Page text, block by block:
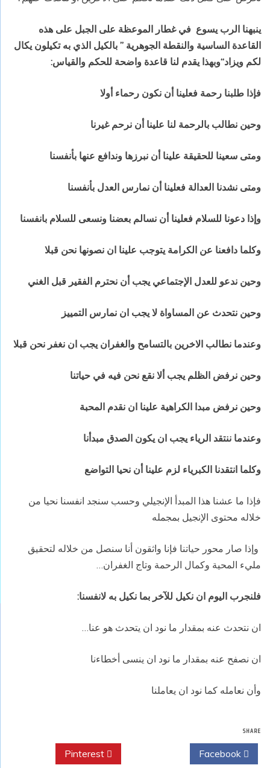
ينبهنا الرب يسوع في غطار الموعظة على الجبل على هذه
القاعدة الساسية والنقطة الجوهرية ” بالكيل الذي به تكيلون يكال
لكم ويزاد“وبهذا يقدم لنا قاعدة واضحة للحكم والقياس:
فإذا طلبنا رحمة فعلينا أن نكون رحماء أولا
وحين نطالب بالرحمة لنا علينا أن نرحم غيرنا
ومتى سعينا للحقيقة علينا أن نبرزها وندافع عنها بأنفسنا
ومتى نشدنا العدالة فعلينا أن نمارس العدل بأنفسنا
وإذا دعونا للسلام فعلينا أن نسالم بعضنا ونسعى للسلام بانفسنا
وكلما دافعنا عن الكرامة يتوجب علينا ان نصونها نحن قبلا
وحين ندعو للعدل الإجتماعي يجب أن نحترم الفقير قبل الغني
وحين نتحدث عن المساواة لا يجب ان نمارس التمييز
وعندما نطالب الاخرين بالتسامح والغفران يجب ان نغفر نحن قبلا
وحين نرفض الظلم يجب ألا نقع نحن فيه في حياتنا
وحين نرفض مبدا الكراهية علينا ان نقدم المحبة
وعندما ننتقد الرياء يجب ان يكون الصدق مبدأنا
وكلما انتقدنا الكبرياء لزم علينا أن نحيا التواضع
فإذا ما عشنا هذا المبدأ الإنجيلي وحسب سنجد انفسنا نحيا من
خلاله محتوى الإنجيل بمجمله
وإذا صار محور حياتنا فإنا واثقون أنا سنصل من خلاله لتحقيق
مليء المحية وكمال الرحمة وتاج الغفران…
فلنجرب اليوم ان نكيل للآخر بما نكيل به لانفسنا:
ان نتحدث عنه بمقدار ما نود ان يتحدث هو عنا…
ان نصفح عنه بمقدار ما نود ان ينسى أخطاءنا
وأن نعامله كما نود ان يعاملنا
SHARE